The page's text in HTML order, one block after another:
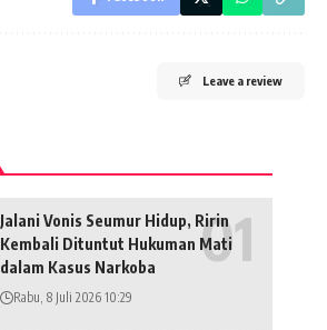
Leave a review
Jalani Vonis Seumur Hidup, Ririn
Kembali Dituntut Hukuman Mati
dalam Kasus Narkoba
Rabu, 8 Juli 2026 10:29